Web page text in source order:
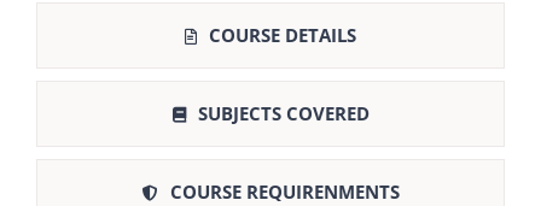
COURSE DETAILS
SUBJECTS COVERED
COURSE REQUIRENMENTS